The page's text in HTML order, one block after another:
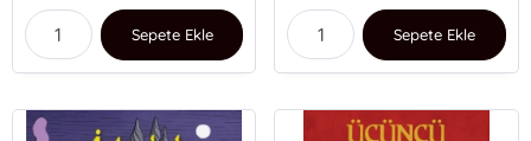
Sepete Ekle Sepete Ekle